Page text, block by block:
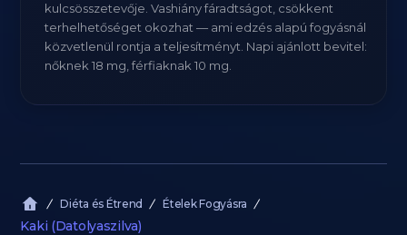
kulcsösszetevője. Vashiány fáradtságot, csökkent
terhelhetőséget okozhat — ami edzés alapú fogyásnál
közvetlenül rontja a teljesítményt. Napi ajánlott bevitel:
nőknek 18 mg, férfiaknak 10 mg.
Diéta és Étrend Ételek Fogyásra
Kaki (Datolyaszilva)